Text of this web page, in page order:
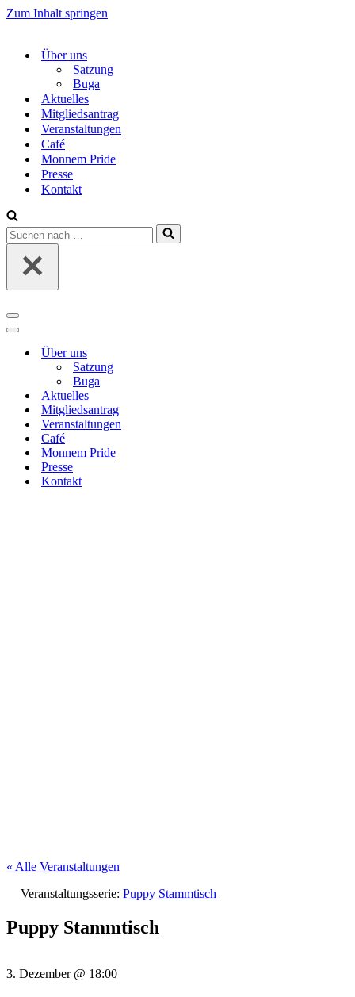
Zum Inhalt springen
Über uns
Satzung
Buga
Aktuelles
Mitgliedsantrag
Veranstaltungen
Café
Monnem Pride
Presse
Kontakt
Suchen
nach …
Navigations-
Menü
Navigations-
Über uns
Satzung
Buga
Aktuelles
Mitgliedsantrag
Veranstaltungen
Café
Monnem Pride
Presse
Kontakt
« Alle Veranstaltungen
Veranstaltungsserie: Puppy Stammtisch
Puppy Stammtisch
3. Dezember @ 18:00